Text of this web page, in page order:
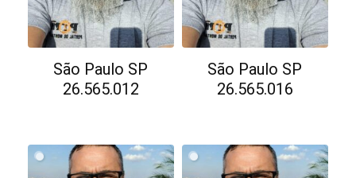
São Paulo SP
26.565.012
São Paulo SP
26.565.016